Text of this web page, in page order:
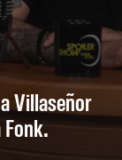
Villaseñor